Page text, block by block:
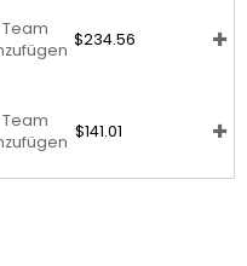
Team
$234.56
Team
$141.01